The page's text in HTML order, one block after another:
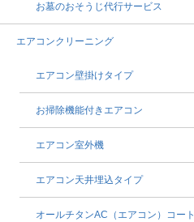
お墓のおそうじ代行サービス
エアコンクリーニング
エアコン壁掛けタイプ
お掃除機能付きエアコン
エアコン室外機
エアコン天井埋込タイプ
オールチタンAC（エアコン）コート